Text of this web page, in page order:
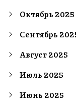
Октябрь 2025
Сентябрь
Август 2025
Июль 2025
Июнь 2025